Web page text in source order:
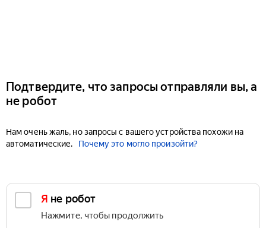
Подтвердите, что запросы отправляли вы, а
не робот
Нам очень жаль, но запросы с вашего устройства похожи на
автоматические.
Почему это могло произойти?
Я не робот
Нажмите, чтобы продолжить